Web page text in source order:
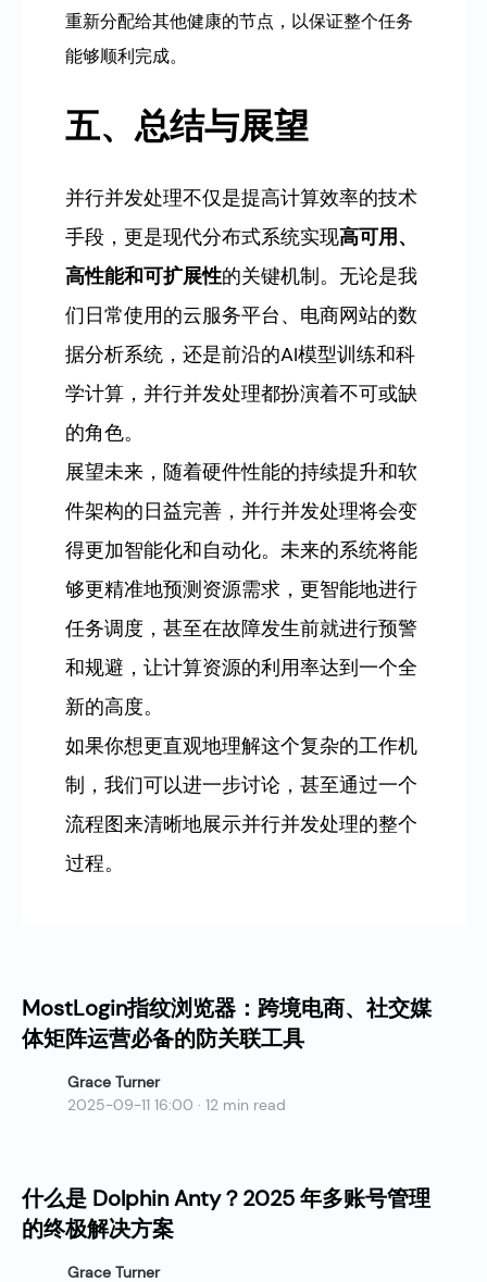
重新分配给其他健康的节点，以保证整个任务
能够顺利完成。
五、总结与展望
并行并发处理不仅是提高计算效率的技术
手段，更是现代分布式系统实现高可用、
高性能和可扩展性的关键机制。无论是我
们日常使用的云服务平台、电商网站的数
据分析系统，还是前沿的AI模型训练和科
学计算，并行并发处理都扮演着不可或缺
的角色。
展望未来，随着硬件性能的持续提升和软
件架构的日益完善，并行并发处理将会变
得更加智能化和自动化。未来的系统将能
够更精准地预测资源需求，更智能地进行
任务调度，甚至在故障发生前就进行预警
和规避，让计算资源的利用率达到一个全
新的高度。
如果你想更直观地理解这个复杂的工作机
制，我们可以进一步讨论，甚至通过一个
流程图来清晰地展示并行并发处理的整个
过程。
MostLogin指纹浏览器：跨境电商、社交媒
体矩阵运营必备的防关联工具
Grace Turner
2025-09-11 16:00 · 12 min read
什么是 Dolphin Anty？2025 年多账号管理
的终极解决方案
Grace Turner